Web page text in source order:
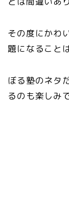
その度にかわ
題になること
ぼる塾のネタ
るのも楽しみ